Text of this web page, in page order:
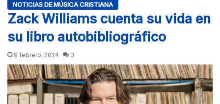
NOTICIAS DE MÚSICA CRISTIANA
Zack Williams cuenta su vida en
su libro autobibliográfico
9 febrero, 2024 0